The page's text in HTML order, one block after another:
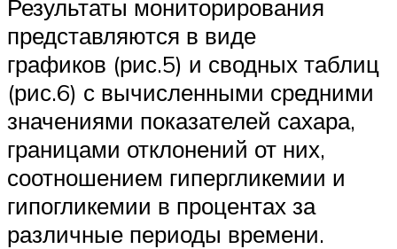
Результаты мониторирования
представляются в виде
графиков (рис.5) и сводных таблиц
(рис.6) с вычисленными средними
значениями показателей сахара,
границами отклонений от них,
соотношением гипергликемии и
гипогликемии в процентах за
различные периоды времени.